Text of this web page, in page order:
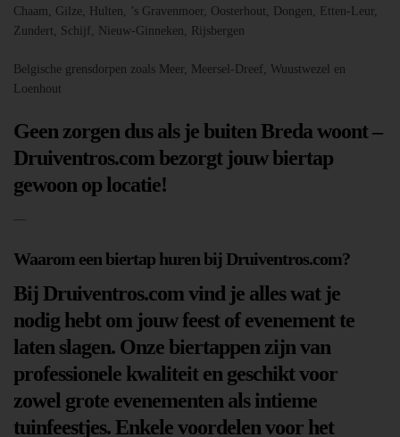
Chaam, Gilze, Hulten, ’s Gravenmoer, Oosterhout, Dongen, Etten-Leur,
Zundert, Schijf, Nieuw-Ginneken, Rijsbergen
Belgische grensdorpen zoals Meer, Meersel-Dreef, Wuustwezel en
Loenhout
Geen zorgen dus als je buiten Breda woont –
Druiventros.com bezorgt jouw biertap
gewoon op locatie!
—
Waarom een biertap huren bij Druiventros.com?
Bij Druiventros.com vind je alles wat je
nodig hebt om jouw feest of evenement te
laten slagen. Onze biertappen zijn van
professionele kwaliteit en geschikt voor
zowel grote evenementen als intieme
tuinfeestjes. Enkele voordelen voor het